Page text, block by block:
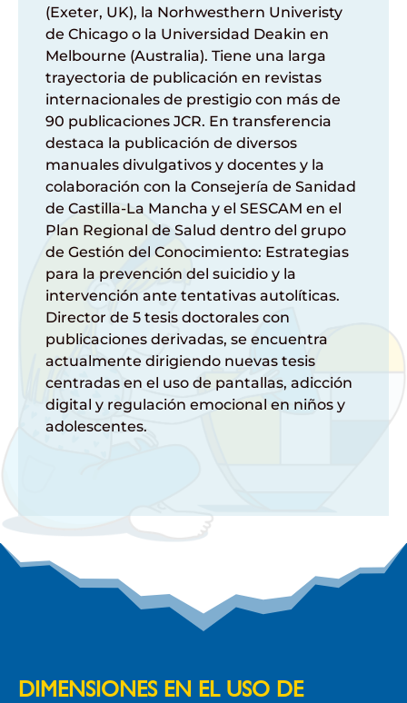
(Exeter, UK), la Norhwesthern Univeristy
de Chicago o la Universidad Deakin en
Melbourne (Australia). Tiene una larga
trayectoria de publicación en revistas
internacionales de prestigio con más de
90 publicaciones JCR. En transferencia
destaca la publicación de diversos
manuales divulgativos y docentes y la
colaboración con la Consejería de Sanidad
de Castilla-La Mancha y el SESCAM en el
Plan Regional de Salud dentro del grupo
de Gestión del Conocimiento: Estrategias
para la prevención del suicidio y la
intervención ante tentativas autolíticas.
Director de 5 tesis doctorales con
publicaciones derivadas, se encuentra
actualmente dirigiendo nuevas tesis
centradas en el uso de pantallas, adicción
digital y regulación emocional en niños y
adolescentes.
DIMENSIONES EN EL USO DE